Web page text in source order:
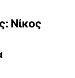
Νίκος